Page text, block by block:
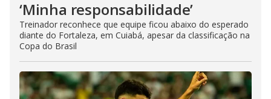
‘Minha responsabilidade’
Treinador reconhece que equipe ficou abaixo do esperado
diante do Fortaleza, em Cuiabá, apesar da classificação na
Copa do Brasil